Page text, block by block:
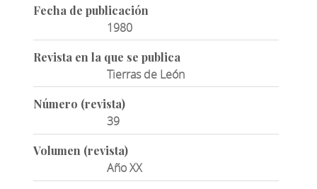
Fecha de publicación
1980
Revista en la que se publica
Tierras de León
Número (revista)
39
Volumen (revista)
Año XX